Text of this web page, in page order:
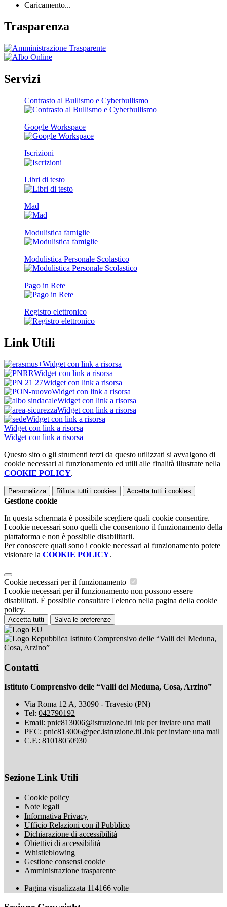
Caricamento...
Trasparenza
Servizi
Contrasto al Bullismo e Cyberbullismo
Google Workspace
Iscrizioni
Libri di testo
Mad
Modulistica famiglie
Modulistica Personale Scolastico
Pago in Rete
Registro elettronico
Link Utili
Widget con link a risorsa
Widget con link a risorsa
Widget con link a risorsa
Widget con link a risorsa
Widget con link a risorsa
Widget con link a risorsa
Widget con link a risorsa
Widget con link a risorsa
Widget con link a risorsa
Questo sito o gli strumenti terzi da questo utilizzati si avvalgono di
cookie necessari al funzionamento ed utili alle finalità illustrate nella
COOKIE POLICY.
Personalizza Rifiuta tutti i cookies Accetta tutti i cookies
Gestione cookie
In questa schermata è possibile scegliere quali cookie consentire.
I cookie necessari sono quelli che consentono il funzionamento della
piattaforma e non è possibile disabilitarli.
Per conoscere quali sono i cookie necessari al funzionamento potete
visionare la COOKIE POLICY.
Cookie necessari per il funzionamento
I cookie necessari per il funzionamento non possono essere
disabilitati. È possibile consultare l'elenco nella pagina della cookie
policy.
Accetta tutti Salva le preferenze
Istituto Comprensivo delle “Valli del Meduna,
Cosa, Arzino”
Contatti
Istituto Comprensivo delle “Valli del Meduna, Cosa, Arzino”
Via Roma 12 A, 33090 - Travesio (PN)
Tel: 042790192
Email: pnic813006@istruzione.itLink per inviare una mail
PEC: pnic813006@pec.istruzione.itLink per inviare una mail
C.F.: 81018050930
Sezione Link Utili
Cookie policy
Note legali
Informativa Privacy
Ufficio Relazioni con il Pubblico
Dichiarazione di accessibilità
Obiettivi di accessibilità
Whistleblowing
Gestione consensi cookie
Amministrazione trasparente
Pagina visualizzata 114166 volte